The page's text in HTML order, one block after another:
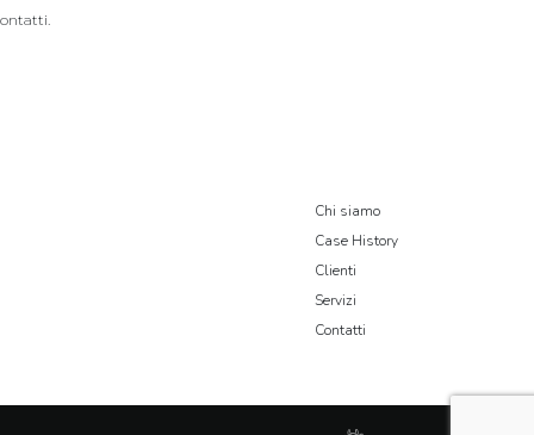
Chi siamo
Case History
Clienti
Servizi
Contatti